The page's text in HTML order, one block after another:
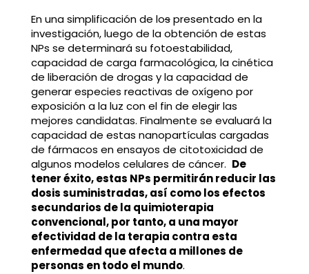
En una simplificación de lospresentado en la
investigación, luego de la obtención de estas
NPs se determinará su fotoestabilidad,
capacidad de carga farmacológica, la cinética
de liberación de drogas y la capacidad de
generar especies reactivas de oxígeno por
exposición a la luz con el fin de elegir las
mejores candidatas. Finalmente se evaluará la
capacidad de estas nanopartículas cargadas
de fármacos en ensayos de citotoxicidad de
algunos modelos celulares de cáncer. De
tener éxito, estas NPs permitirán reducir las
dosis suministradas, así como los efectos
secundarios de la quimioterapia
convencional, por tanto, a una mayor
efectividad de la terapia contra esta
enfermedad que afecta a millones de
personas en todo el mundo.